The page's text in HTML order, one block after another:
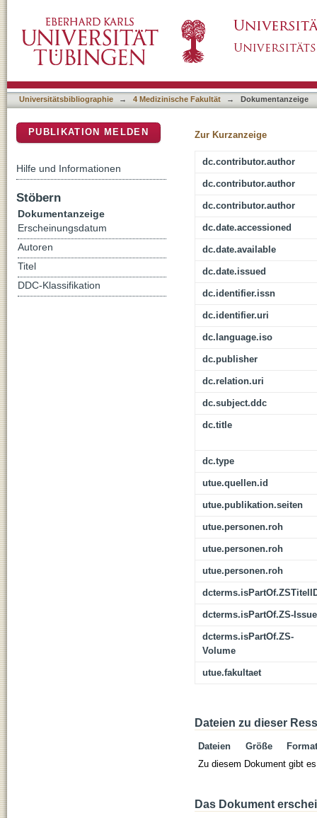
Universitätsbibliographie → 4 Medizinische Fakultät → Dokumentanzeige
Zur Kurzanzeige
dc.contributor.author
dc.contributor.author
dc.contributor.author
dc.date.accessioned
dc.date.available
dc.date.issued
dc.identifier.issn
dc.identifier.uri
dc.language.iso
dc.publisher
dc.relation.uri
dc.subject.ddc
dc.title
dc.type
utue.quellen.id
utue.publikation.seiten
utue.personen.roh
utue.personen.roh
utue.personen.roh
dcterms.isPartOf.ZS-Issue
dcterms.isPartOf.ZS-
Volume
utue.fakultaet
Dateien zu dieser
Dateien Größe
Format
Zu diesem Dokument gibt
Das Dokument
PUBLIKATION MELDEN
Hilfe und Informationen
Stöbern
Dokumentanzeige
Erscheinungsdatum
Autoren
Titel
DDC-Klassifikation